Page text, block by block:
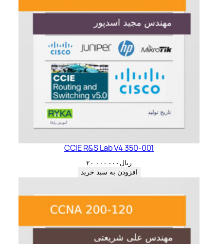
CCIE R&S Lab V4 350-001
ریال ۲۰.۰۰۰.۰۰۰
افزودن به سبد خرید